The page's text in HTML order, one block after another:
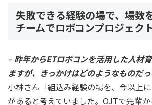
失敗できる経験の場で、場数
チームでロボコンプロジェク
– 昨年からETロボコンを活用した人材
ますが、きっかけはどのようなものだっ
小林さん「組込み経験の場を、今以上
があると考えていました。OJTで先輩